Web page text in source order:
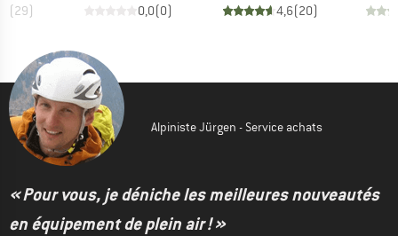
(29) 0,0(0)
4,6(20)
Alpiniste Jürgen - Service achats
« Pour vous, je déniche les meilleures nouveautés
en équipement de plein air ! »